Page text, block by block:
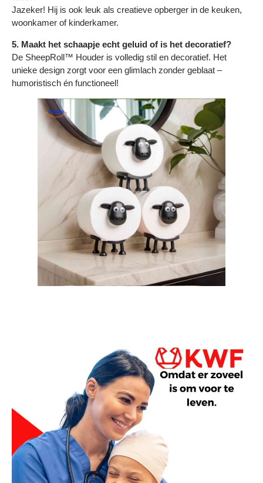
Jazeker! Hij is ook leuk als creatieve opberger in de keuken,
woonkamer of kinderkamer.
5. Maakt het schaapje echt geluid of is het decoratief?
De SheepRoll™ Houder is volledig stil en decoratief. Het
unieke design zorgt voor een glimlach zonder geblaat –
humoristisch én functioneel!